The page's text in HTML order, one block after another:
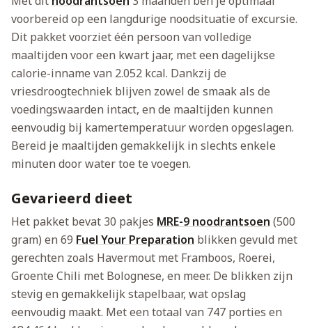
voorbereid op een langdurige noodsituatie of excursie.
Dit pakket voorziet één persoon van volledige
maaltijden voor een kwart jaar, met een dagelijkse
calorie-inname van 2.052 kcal. Dankzij de
vriesdroogtechniek blijven zowel de smaak als de
voedingswaarden intact, en de maaltijden kunnen
eenvoudig bij kamertemperatuur worden opgeslagen.
Bereid je maaltijden gemakkelijk in slechts enkele
minuten door water toe te voegen.
Gevarieerd dieet
Het pakket bevat 30 pakjes MRE-9 noodrantsoen (500
gram) en 69 Fuel Your Preparation blikken gevuld met
gerechten zoals Havermout met Framboos, Roerei,
Groente Chili met Bolognese, en meer. De blikken zijn
stevig en gemakkelijk stapelbaar, wat opslag
eenvoudig maakt. Met een totaal van 747 porties en